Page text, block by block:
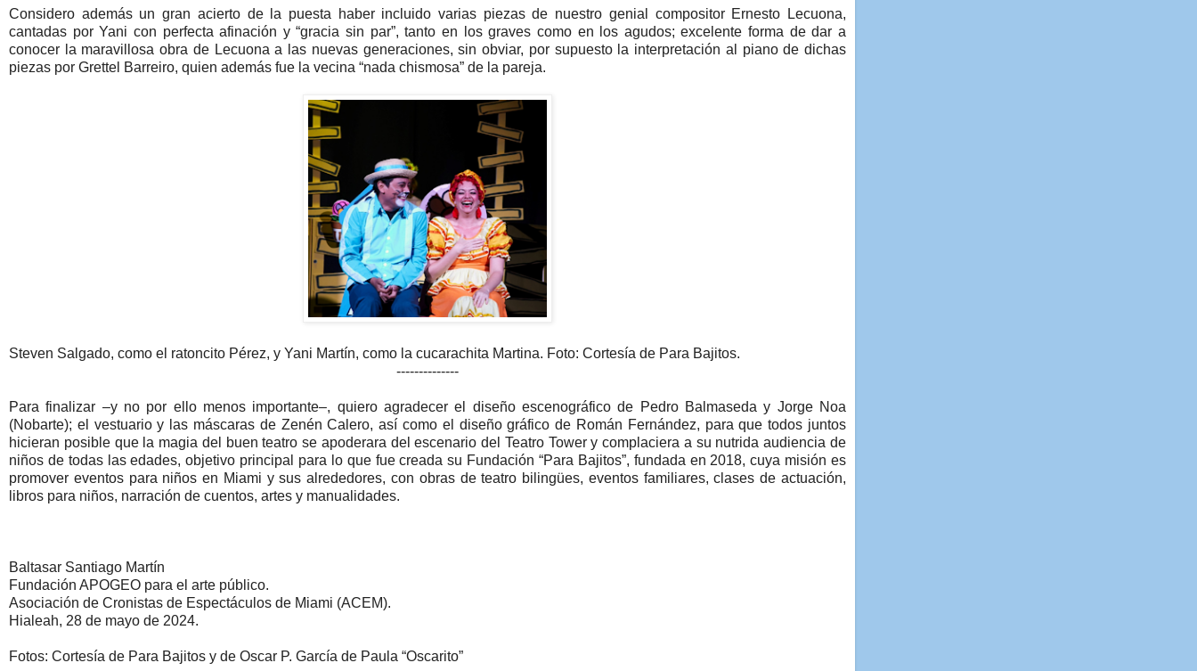
Considero además un gran acierto de la puesta haber incluido varias piezas de nuestro genial compositor Ernesto Lecuona,
cantadas por Yani con perfecta afinación y “gracia sin par”, tanto en los graves como en los agudos; excelente forma de dar a
conocer la maravillosa obra de Lecuona a las nuevas generaciones, sin obviar, por supuesto la interpretación al piano de dichas
piezas por Grettel Barreiro, quien además fue la vecina “nada chismosa” de la pareja.
Steven Salgado, como el ratoncito Pérez, y Yani Martín, como la cucarachita Martina. Foto: Cortesía de Para Bajitos.
--------------
Para finalizar –y no por ello menos importante–, quiero agradecer el diseño escenográfico de Pedro Balmaseda y Jorge Noa
(Nobarte); el vestuario y las máscaras de Zenén Calero, así como el diseño gráfico de Román Fernández, para que todos juntos
hicieran posible que la magia del buen teatro se apoderara del escenario del Teatro Tower y complaciera a su nutrida audiencia de
niños de todas las edades, objetivo principal para lo que fue creada su Fundación “Para Bajitos”, fundada en 2018, cuya misión es
promover eventos para niños en Miami y sus alrededores, con obras de teatro bilingües, eventos familiares, clases de actuación,
libros para niños, narración de cuentos, artes y manualidades.
Baltasar Santiago Martín
Fundación APOGEO para el arte público.
Asociación de Cronistas de Espectáculos de Miami (ACEM).
Hialeah, 28 de mayo de 2024.
Fotos: Cortesía de Para Bajitos y de Oscar P. García de Paula “Oscarito”